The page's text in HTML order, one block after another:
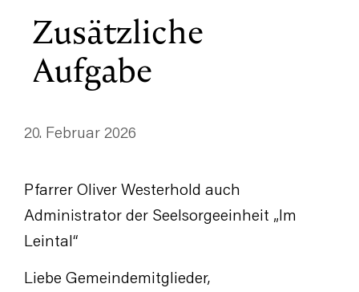
Zusätzliche
Aufgabe
20. Februar 2026
Pfarrer Oliver Westerhold auch
Administrator der Seelsorgeeinheit „Im
Leintal“
Liebe Gemeindemitglieder,